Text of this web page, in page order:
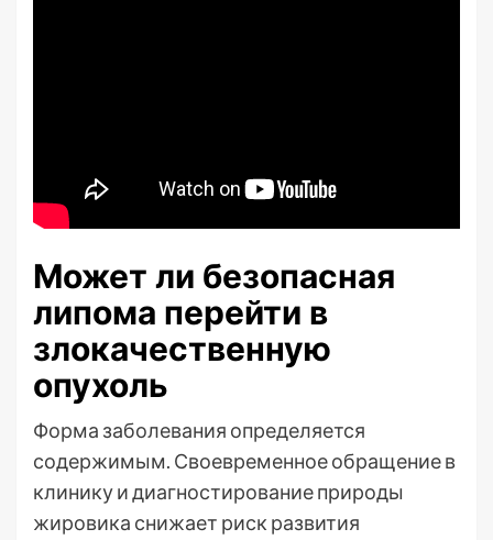
Может ли безопасная
липома перейти в
злокачественную
опухоль
Форма заболевания определяется
содержимым. Своевременное обращение в
клинику и диагностирование природы
жировика снижает риск развития